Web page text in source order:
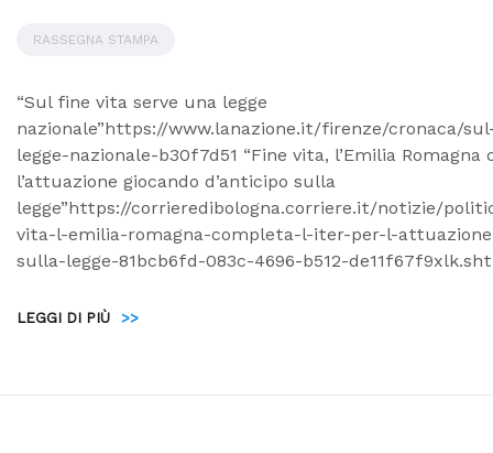
RASSEGNA STAMPA
“Sul fine vita serve una legge
nazionale”https://www.lanazione.it/firenze/cronaca/
legge-nazionale-b30f7d51 “Fine vita, l’Emilia
l’attuazione giocando d’anticipo sulla
legge”https://corrieredibologna.corriere.it/notizie/
vita-l-emilia-romagna-completa-l-iter-per-l-
sulla-legge-81bcb6fd-083c-4696-b512-
LEGGI DI PIÙ >>